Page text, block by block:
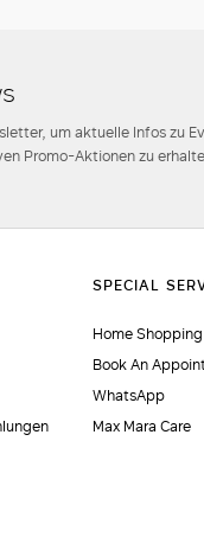
um aktuelle Infos zu
Promo-Aktionen zu
Home
Book An
WhatsApp
Max Mara Care